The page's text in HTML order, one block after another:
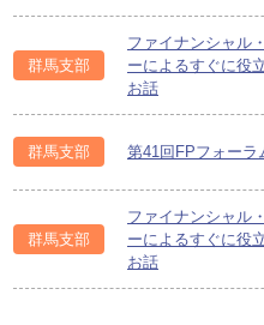
群馬支部
ファイナンシャル
ーによるすぐに役
お話
群馬支部 第41回FPフォーラ
群馬支部
ファイナンシャル
ーによるすぐに役
お話